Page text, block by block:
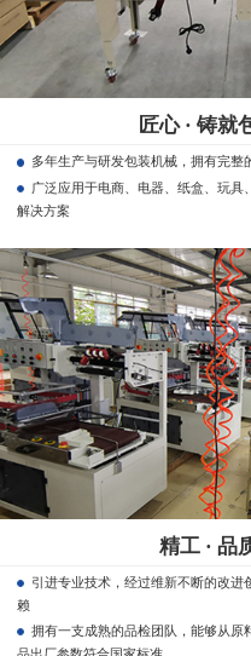
匠心 · 铸就
多年生产与研发包装机械，拥有完整
广泛应用于电商、电器、纸盒、玩
解决方案
精工 · 品
引进专业技术，经过维新不断的改
赖
拥有一支成熟的品检团队，能够从原